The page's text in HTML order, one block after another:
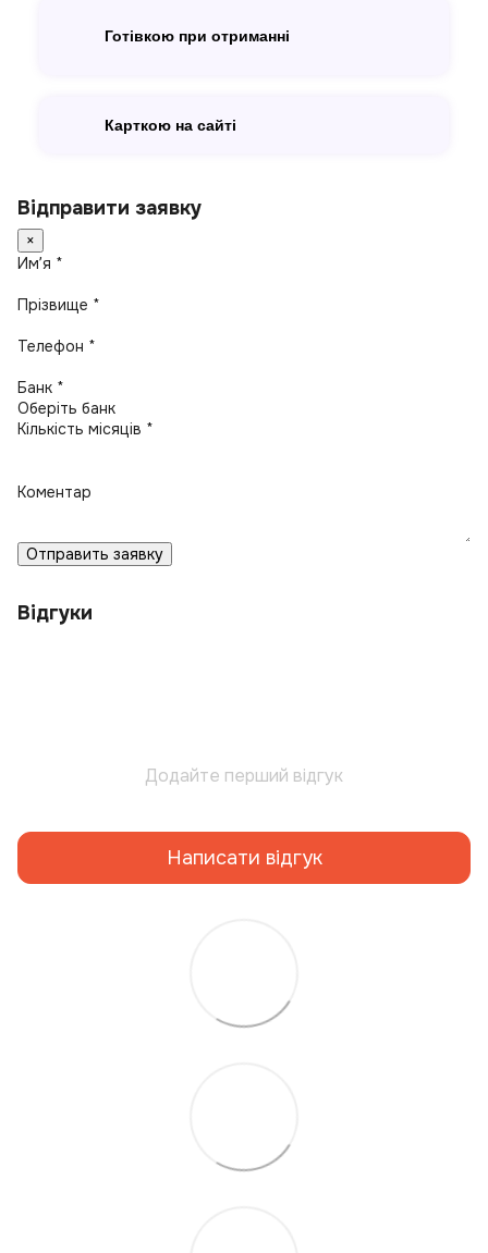
Готівкою при отриманні
Карткою на сайті
Відправити заявку
×
Имʼя *
Прізвище *
Телефон *
Банк *
Кількість місяців *
Коментар
Отправить заявку
Відгуки
Додайте перший відгук
Написати відгук